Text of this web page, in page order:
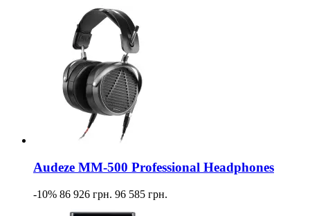
Audeze MM-500 Professional Headphones
-10% 86 926 грн. 96 585 грн.